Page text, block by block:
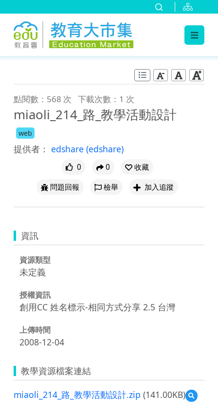
點閱數：568 次 下載次數：1 次
miaoli_214_路_教學活動設計
web
提供者： edshare (edshare)
0 0
收藏
問題回報
檢舉 加入追蹤
資訊
資源類型
未定義
授權資訊
創用CC 姓名標示-相同方式分享 2.5 台灣
上傳時間
2008-12-04
教學資源檔案連結
miaoli_214_路_教學活動設計.zip (141.00KB)
預
覽